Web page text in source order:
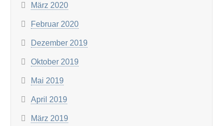
März 2020
Februar 2020
Dezember 2019
Oktober 2019
Mai 2019
April 2019
März 2019